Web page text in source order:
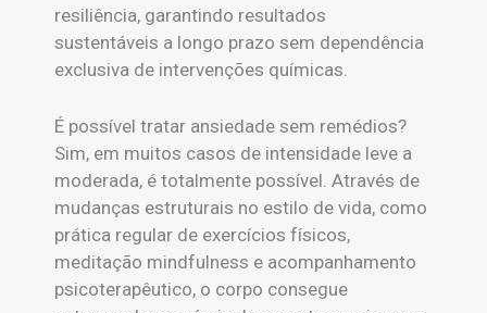
resiliência, garantindo resultados
sustentáveis a longo prazo sem dependência
exclusiva de intervenções químicas.
É possível tratar ansiedade sem remédios?
Sim, em muitos casos de intensidade leve a
moderada, é totalmente possível. Através de
mudanças estruturais no estilo de vida, como
prática regular de exercícios físicos,
meditação mindfulness e acompanhamento
psicoterapêutico, o corpo consegue